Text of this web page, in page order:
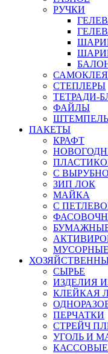
РУЧКИ
СТЕПЛЕРЫ
ТЕТРАДИ-
ФАЙЛЫ
ПАКЕТЫ
КРАФТ
С
ЗИП ЛОК
МАЙКА
С
МУСОРНЫЕ
СЫРЬЕ
ИЗДЕЛИЯ
КЛЕЙКАЯ
ПЕРЧАТКИ
СТРЕЙЧ
УГОЛЬ И